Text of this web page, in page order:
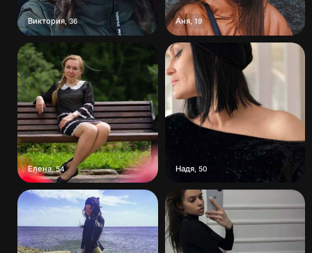
Виктория,36 Аня, 19
Елена,54 Надя, 50